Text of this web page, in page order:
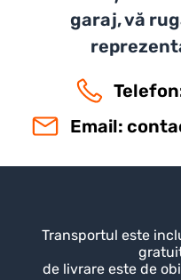
garaj, vă
Email:
Transportul este
de livrare este de